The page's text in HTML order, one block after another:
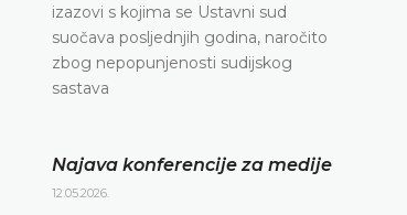
izazovi s kojima se Ustavni sud
suočava posljednjih godina, naročito
zbog nepopunjenosti sudijskog
sastava
Najava konferencije za medije
12.05.2026.